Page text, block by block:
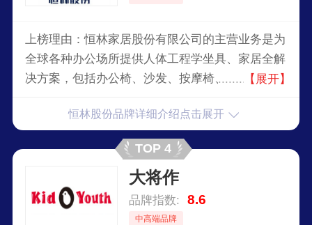
上榜理由：恒林家居股份有限公司的主营业务是为
全球各种办公场所提供人体工程学坐具、家居全解
决方案，包括办公椅、沙发、按摩椅、家居相关的
30条,年生产能力达350万套,产品远销美国、德
国、瑞士、法国、日本、新加坡等80多个国家和地
区。2012-2015年发行人先后被评为中国外贸出口
先导指数（ELI）样本企业、中华人民共和国海关
AA类管理企业、海关AEO认证企业、中国家具行
业优秀企业、浙江省家具行业领军企业、浙江省绿
【展开】
恒林股份品牌详细介绍点击展开
TOP 4
大将作
品牌指数: 8.6
中高端品牌